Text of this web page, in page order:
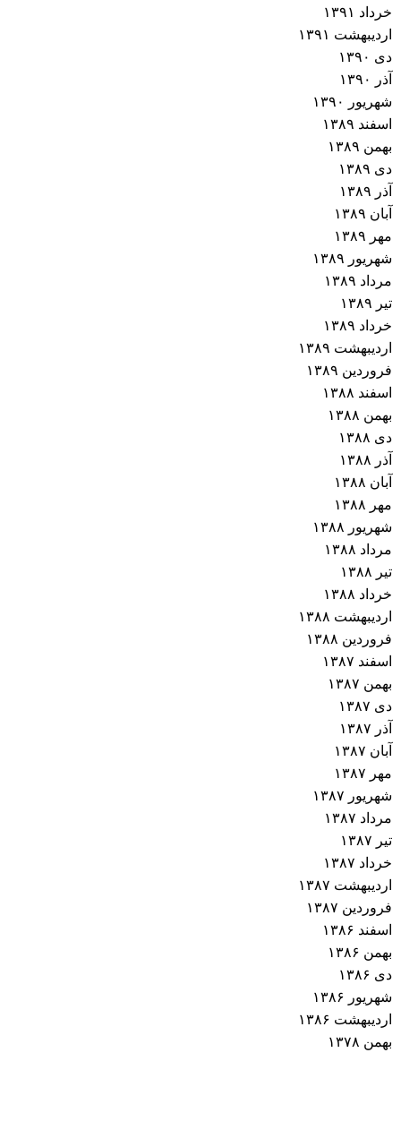
خرداد ۱۳۹۱
اردیبهشت ۱۳۹۱
دی ۱۳۹۰
آذر ۱۳۹۰
شهریور ۱۳۹۰
اسفند ۱۳۸۹
بهمن ۱۳۸۹
دی ۱۳۸۹
آذر ۱۳۸۹
آبان ۱۳۸۹
مهر ۱۳۸۹
شهریور ۱۳۸۹
مرداد ۱۳۸۹
تیر ۱۳۸۹
خرداد ۱۳۸۹
اردیبهشت ۱۳۸۹
فروردین ۱۳۸۹
اسفند ۱۳۸۸
بهمن ۱۳۸۸
دی ۱۳۸۸
آذر ۱۳۸۸
آبان ۱۳۸۸
مهر ۱۳۸۸
شهریور ۱۳۸۸
مرداد ۱۳۸۸
تیر ۱۳۸۸
خرداد ۱۳۸۸
اردیبهشت ۱۳۸۸
فروردین ۱۳۸۸
اسفند ۱۳۸۷
بهمن ۱۳۸۷
دی ۱۳۸۷
آذر ۱۳۸۷
آبان ۱۳۸۷
مهر ۱۳۸۷
شهریور ۱۳۸۷
مرداد ۱۳۸۷
تیر ۱۳۸۷
خرداد ۱۳۸۷
اردیبهشت ۱۳۸۷
فروردین ۱۳۸۷
اسفند ۱۳۸۶
بهمن ۱۳۸۶
دی ۱۳۸۶
شهریور ۱۳۸۶
اردیبهشت ۱۳۸۶
بهمن ۱۳۷۸